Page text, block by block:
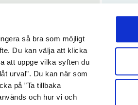
så bra som möjligt
Du kan välja att klicka
att uppge vilka syften du
urval”. Du kan när som
på ”Ta tillbaka
och hur vi och